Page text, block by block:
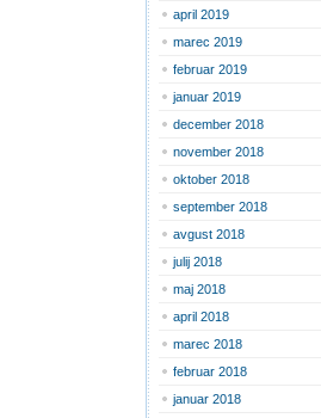
april 2019
marec 2019
februar 2019
januar 2019
december 2018
november 2018
oktober 2018
september 2018
avgust 2018
julij 2018
maj 2018
april 2018
marec 2018
februar 2018
januar 2018